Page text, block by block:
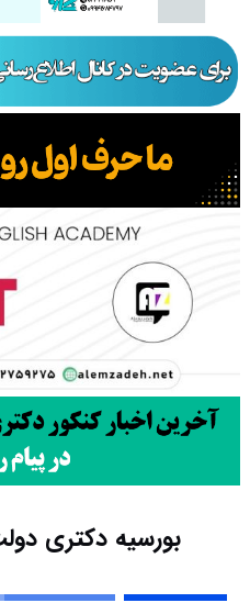
بورسیه دکتری